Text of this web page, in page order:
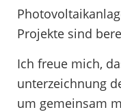
Projekte sind
Ich freue mich,
unterzeichnung
um gemeinsam